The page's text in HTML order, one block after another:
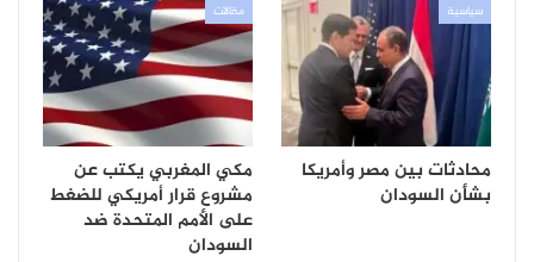
سياسية
محادثات بين مصر وأمريكا
بشأن السودان
مقالات
مكي المغربي يكتب عن
مشروع قرار أمريكي للضغط
على الأمم المتحدة ضد
السودان